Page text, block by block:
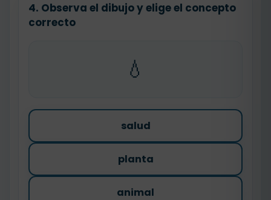
4. Observa el dibujo y elige el concepto
correcto
💧
salud
planta
animal